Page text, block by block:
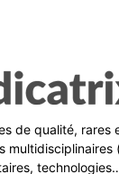
de qualité, rares
multidisciplinaires